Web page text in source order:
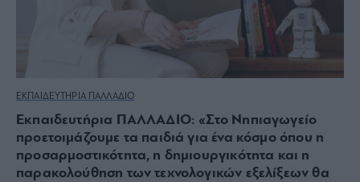
ΕΚΠΑΙΔΕΥΤΗΡΙΑ ΠΑΛΛΑΔΙΟ
Εκπαιδευτήρια ΠΑΛΛΑΔΙΟ: «Στο Νηπιαγωγείο
προετοιμάζουμε τα παιδιά για ένα κόσμο όπου η
προσαρμοστικότητα, η δημιουργικότητα και η
παρακολούθηση των τεχνολογικών εξελίξεων θα